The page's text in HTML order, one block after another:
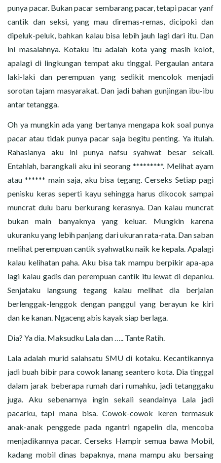
punya pacar. Bukan pacar sembarang pacar, tetapi pacar yanf
cantik dan seksi, yang mau diremas-remas, dicipoki dan
dipeluk-peluk, bahkan kalau bisa lebih jauh lagi dari itu. Dan
ini masalahnya. Kotaku itu adalah kota yang masih kolot,
apalagi di lingkungan tempat aku tinggal. Pergaulan antara
laki-laki dan perempuan yang sedikit mencolok menjadi
sorotan tajam masyarakat. Dan jadi bahan gunjingan ibu-ibu
antar tetangga.
Oh ya mungkin ada yang bertanya mengapa kok soal punya
pacar atau tidak punya pacar saja begitu penting. Ya itulah.
Rahasianya aku ini punya nafsu syahwat besar sekali.
Entahlah, barangkali aku ini seorang *********. Melihat ayam
atau ****** main saja, aku bisa tegang. Cerseks Setiap pagi
penisku keras seperti kayu sehingga harus dikocok sampai
muncrat dulu baru berkurang kerasnya. Dan kalau muncrat
bukan main banyaknya yang keluar. Mungkin karena
ukuranku yang lebih panjang dari ukuran rata-rata. Dan saban
melihat perempuan cantik syahwatku naik ke kepala. Apalagi
kalau kelihatan paha. Aku bisa tak mampu berpikir apa-apa
lagi kalau gadis dan perempuan cantik itu lewat di depanku.
Senjataku langsung tegang kalau melihat dia berjalan
berlenggak-lenggok dengan panggul yang berayun ke kiri
dan ke kanan. Ngaceng abis kayak siap berlaga.
Dia? Ya dia. Maksudku Lala dan ….. Tante Ratih.
Lala adalah murid salahsatu SMU di kotaku. Kecantikannya
jadi buah bibir para cowok lanang seantero kota. Dia tinggal
dalam jarak beberapa rumah dari rumahku, jadi tetanggaku
juga. Aku sebenarnya ingin sekali seandainya Lala jadi
pacarku, tapi mana bisa. Cowok-cowok keren termasuk
anak-anak penggede pada ngantri ngapelin dia, mencoba
menjadikannya pacar. Cerseks Hampir semua bawa Mobil,
kadang mobil dinas bapaknya, mana mampu aku bersaing